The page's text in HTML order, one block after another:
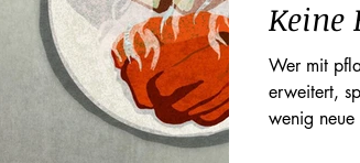
Keine
Wer mit
erweitert,
wenig